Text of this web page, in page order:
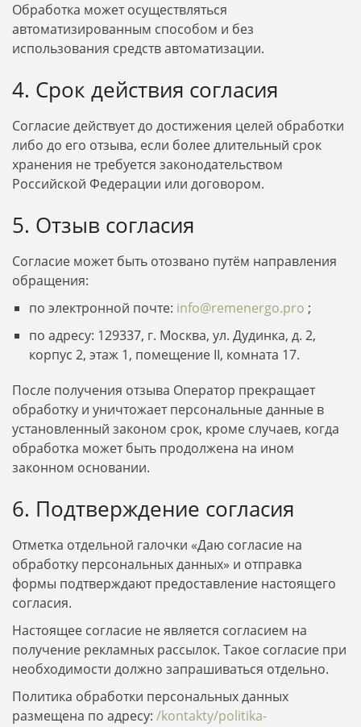
Обработка может осуществляться
автоматизированным способом и без
использования средств автоматизации.
4. Срок действия согласия
Согласие действует до достижения целей обработки
либо до его отзыва, если более длительный срок
хранения не требуется законодательством
Российской Федерации или договором.
5. Отзыв согласия
Согласие может быть отозвано путём направления
обращения:
по электронной почте: info@remenergo.pro ;
по адресу: 129337, г. Москва, ул. Дудинка, д. 2,
корпус 2, этаж 1, помещение II, комната 17.
После получения отзыва Оператор прекращает
обработку и уничтожает персональные данные в
установленный законом срок, кроме случаев, когда
обработка может быть продолжена на ином
законном основании.
6. Подтверждение согласия
Отметка отдельной галочки «Даю согласие на
обработку персональных данных» и отправка
формы подтверждают предоставление настоящего
согласия.
Настоящее согласие не является согласием на
получение рекламных рассылок. Такое согласие при
необходимости должно запрашиваться отдельно.
Политика обработки персональных данных
размещена по адресу: /kontakty/politika-